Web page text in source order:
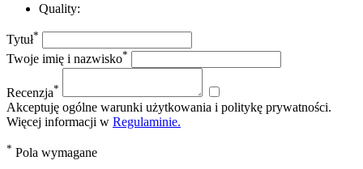
Quality:
Tytuł*
Twoje imię i nazwisko*
Recenzja*
Akceptuję ogólne warunki użytkowania i politykę prywatności.
Więcej informacji w Regulaminie.
* Pola wymagane